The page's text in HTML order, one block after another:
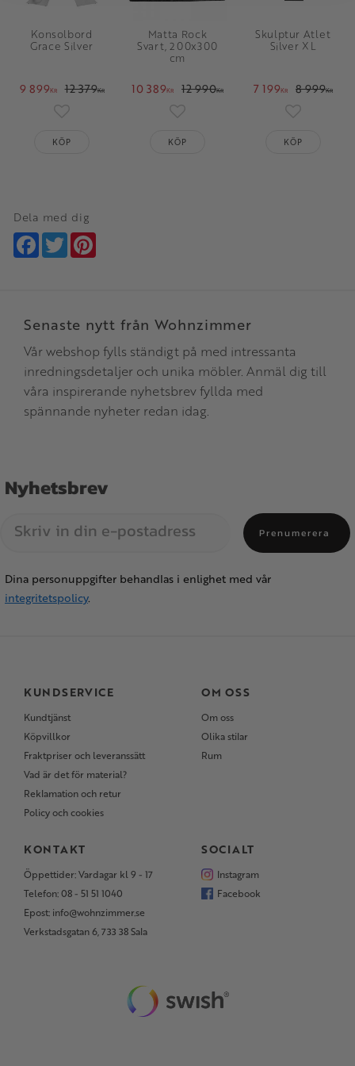
Konsolbord
Grace Silver
9 899KR 12 379KR
KÖP
Matta Rock
Svart, 200x300
cm
10 389KR 12 990KR
KÖP
Skulptur Atlet
Silver XL
7 199KR 8 999KR
KÖP
Dela med dig
Facebook
Twitter
Senaste nytt från Wohnzimmer
Vår webshop fylls ständigt på med intressanta
inredningsdetaljer och unika möbler. Anmäl dig till
våra inspirerande nyhetsbrev fyllda med
spännande nyheter redan idag.
Nyhetsbrev
Prenumerera
Dina personuppgifter behandlas i enlighet med vår
integritetspolicy.
KUNDSERVICE
Kundtjänst
Köpvillkor
Fraktpriser och leveranssätt
Vad är det för material?
Reklamation och retur
Policy och cookies
OM OSS
Om oss
Olika stilar
Rum
KONTAKT
Öppettider: Vardagar kl 9 - 17
Telefon: 08 - 51 51 1040
Epost: info@wohnzimmer.se
Verkstadsgatan 6, 733 38 Sala
SOCIALT
Instagram
Facebook